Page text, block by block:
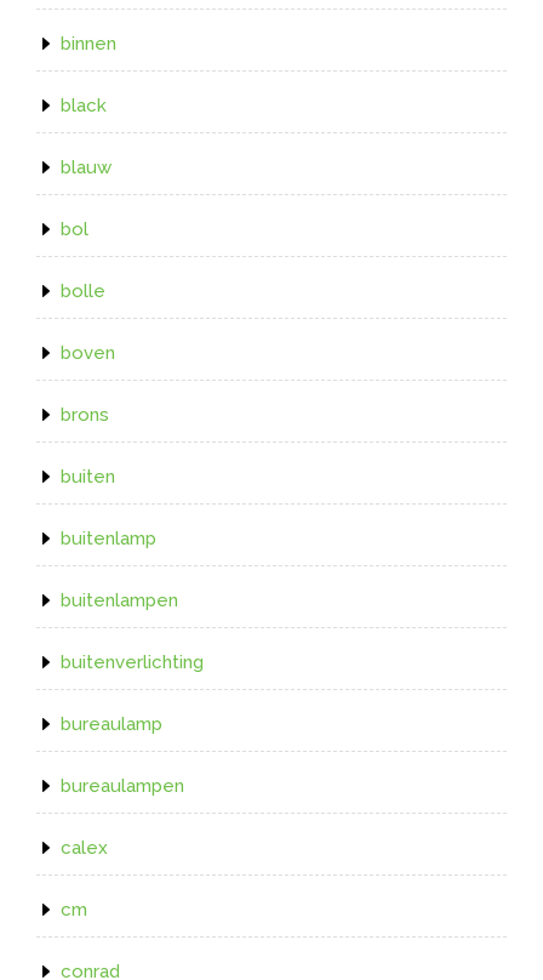
binnen
black
blauw
bol
bolle
boven
brons
buiten
buitenlamp
buitenlampen
buitenverlichting
bureaulamp
bureaulampen
calex
cm
conrad